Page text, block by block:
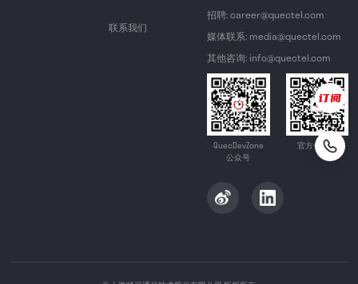
联系我们
招聘: career@quectel.com
媒体联系: media@quectel.com
其他咨询: info@quectel.com
QuecDevZone
公众号
官方公众号